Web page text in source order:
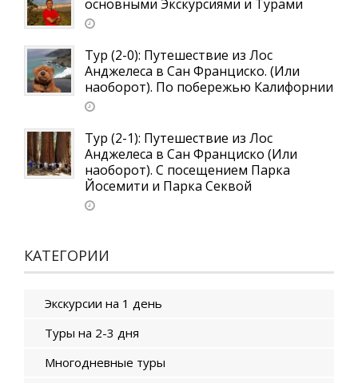
основными Экскурсиями и Турами
Тур (2-0): Путешествие из Лос
Анджелеса в Сан Франциско. (Или
наоборот). По побережью Калифорнии
Тур (2-1): Путешествие из Лос
Анджелеса в Сан Франциско (Или
наоборот). С посещением Парка
Йосемити и Парка Секвой
КАТЕГОРИИ
Экскурсии на 1 день
Туры на 2-3 дня
Многодневные туры